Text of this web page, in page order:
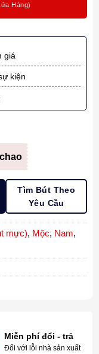
giá
kiện
Tìm Bút Theo
Yêu Cầu
mực), Mộc, Nam,
Miễn phí đổi - trả
Đối với lỗi nhà sản xuất